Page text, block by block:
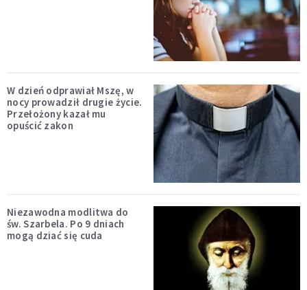
W dzień odprawiał Mszę, w
nocy prowadził drugie życie.
Przełożony kazał mu
opuścić zakon
Niezawodna modlitwa do
św. Szarbela. Po 9 dniach
mogą dziać się cuda